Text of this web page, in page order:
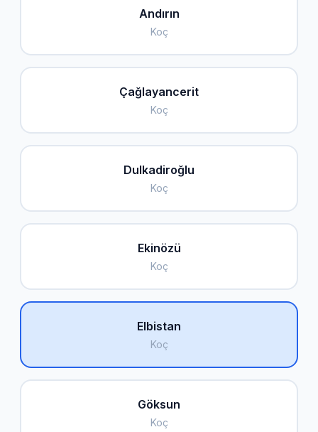
Andırın
Koç
Çağlayancerit
Koç
Dulkadiroğlu
Koç
Ekinözü
Koç
Elbistan
Koç
Göksun
Koç